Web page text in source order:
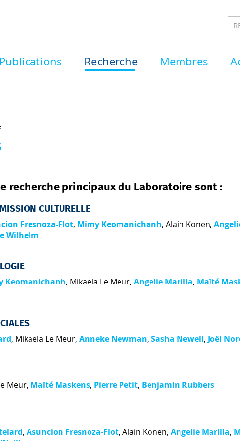
Publications Recherche Membres
recherche principaux du Laboratoire sont :
CULTURELLE
Fresnoza-Flot, Mimy Keomanichanh,Alain Konen,
Wilhelm
Keomanichanh, Mikaëla Le Meur,Angelie Marilla, Maïté
, Mikaëla Le Meur,Anneke Newman,Sasha Newell, Joël
Meur, Maïté Maskens, Pierre Petit, Benjamin Rubbers
,Asuncion Fresnoza-Flot,Alain Konen,Angelie Marilla,